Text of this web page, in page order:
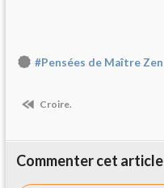
#Pensées de Maître Zen
Croire.
Commenter cet article